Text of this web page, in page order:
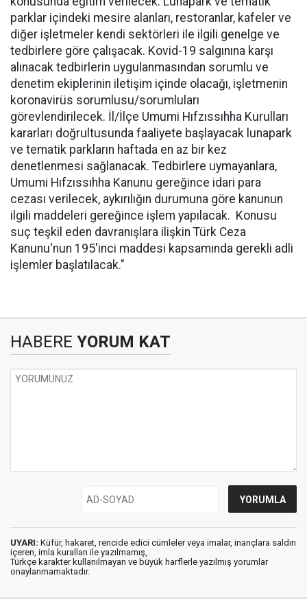
parklar içindeki mesire alanları, restoranlar, kafeler ve
diğer işletmeler kendi sektörleri ile ilgili genelge ve
tedbirlere göre çalışacak. Kovid-19 salgınına karşı
alınacak tedbirlerin uygulanmasından sorumlu ve
denetim ekiplerinin iletişim içinde olacağı, işletmenin
koronavirüs sorumlusu/sorumluları
görevlendirilecek. İl/İlçe Umumi Hıfzıssıhha Kurulları
kararları doğrultusunda faaliyete başlayacak lunapark
ve tematik parkların haftada en az bir kez
denetlenmesi sağlanacak. Tedbirlere uymayanlara,
Umumi Hıfzıssıhha Kanunu gereğince idari para
cezası verilecek, aykırılığın durumuna göre kanunun
ilgili maddeleri gereğince işlem yapılacak. Konusu
suç teşkil eden davranışlara ilişkin Türk Ceza
Kanunu'nun 195'inci maddesi kapsamında gerekli adli
işlemler başlatılacak."
HABERE YORUM KAT
UYARI: Küfür, hakaret, rencide edici cümleler veya imalar, inançlara saldırı
içeren, imla kuralları ile yazılmamış,
Türkçe karakter kullanılmayan ve büyük harflerle yazılmış yorumlar
onaylanmamaktadır.